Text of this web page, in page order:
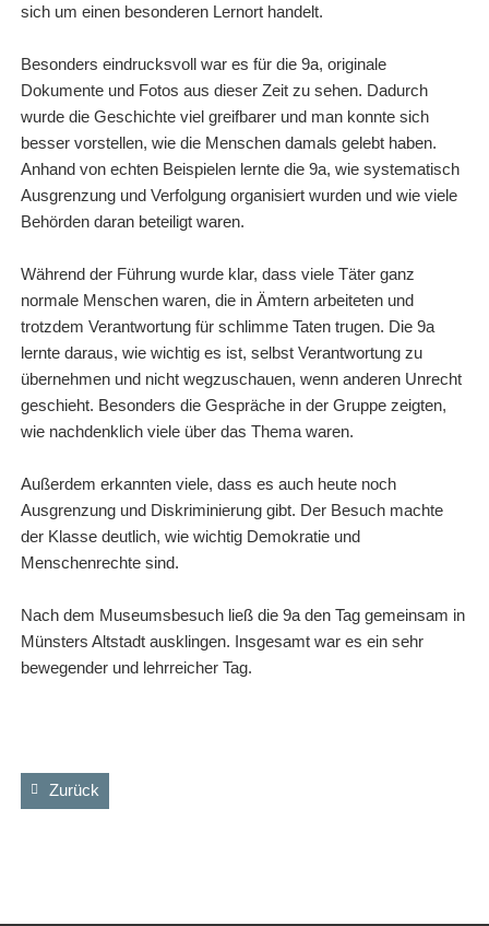
sich um einen besonderen Lernort handelt.
Besonders eindrucksvoll war es für die 9a, originale
Dokumente und Fotos aus dieser Zeit zu sehen. Dadurch
wurde die Geschichte viel greifbarer und man konnte sich
besser vorstellen, wie die Menschen damals gelebt haben.
Anhand von echten Beispielen lernte die 9a, wie systematisch
Ausgrenzung und Verfolgung organisiert wurden und wie viele
Behörden daran beteiligt waren.
Während der Führung wurde klar, dass viele Täter ganz
normale Menschen waren, die in Ämtern arbeiteten und
trotzdem Verantwortung für schlimme Taten trugen. Die 9a
lernte daraus, wie wichtig es ist, selbst Verantwortung zu
übernehmen und nicht wegzuschauen, wenn anderen Unrecht
geschieht. Besonders die Gespräche in der Gruppe zeigten,
wie nachdenklich viele über das Thema waren.
Außerdem erkannten viele, dass es auch heute noch
Ausgrenzung und Diskriminierung gibt. Der Besuch machte
der Klasse deutlich, wie wichtig Demokratie und
Menschenrechte sind.
Nach dem Museumsbesuch ließ die 9a den Tag gemeinsam in
Münsters Altstadt ausklingen. Insgesamt war es ein sehr
bewegender und lehrreicher Tag.
Zurück